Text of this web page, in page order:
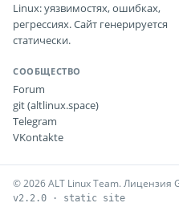
Linux: уязвимостях, ошибках,
регрессиях. Сайт генерируется
статически.
СООБЩЕСТВО
Forum
git (altlinux.space)
Telegram
VKontakte
© 2026 ALT Linux Team. Лицензия
v2.2.0 · static site